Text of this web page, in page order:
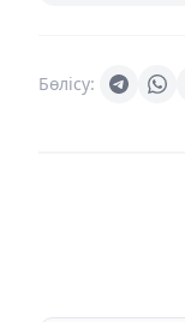
Бөлісу: